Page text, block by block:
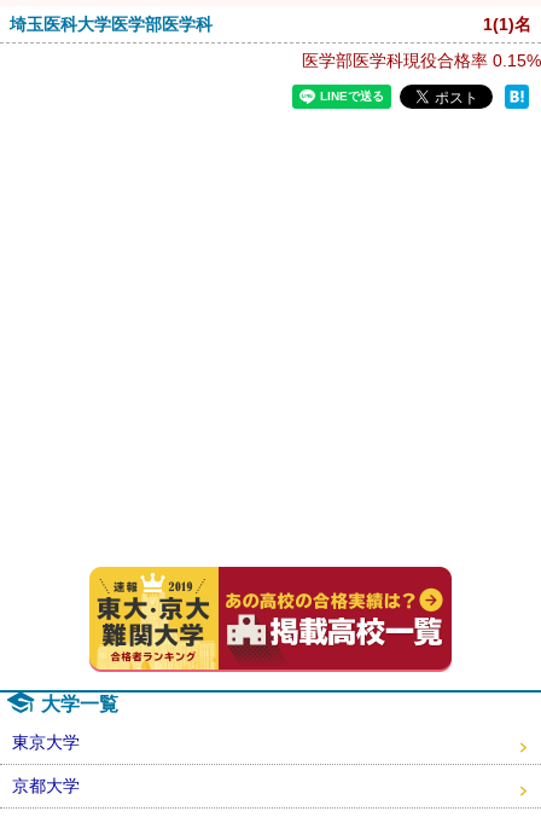
埼玉医科大学医学部医学科 1(1)名
医学部医学科現役合格率 0.15%
大学一覧
東京大学
京都大学